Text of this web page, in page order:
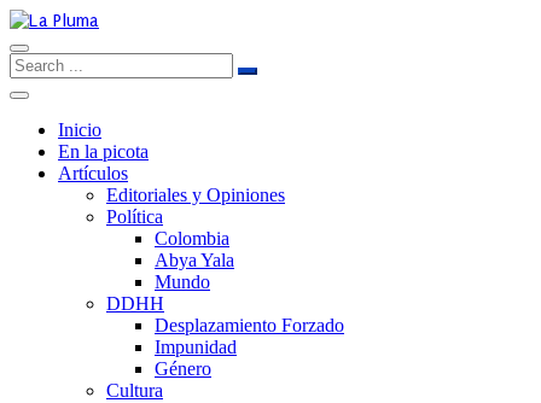
Inicio
En la picota
Artículos
Editoriales y Opiniones
Política
Colombia
Abya Yala
Mundo
DDHH
Desplazamiento Forzado
Impunidad
Género
Cultura